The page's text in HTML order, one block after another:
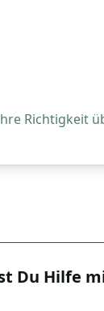
Richtigkeit
Du Hilfe